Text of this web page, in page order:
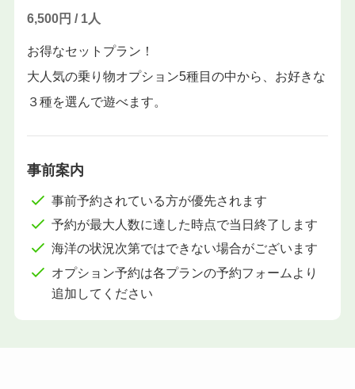
6,500円 / 1人
お得なセットプラン！
大人気の乗り物オプション5種目の中から、お好きな
３種を選んで遊べます。
事前案内
事前予約されている方が優先されます
予約が最大人数に達した時点で当日終了します
海洋の状況次第ではできない場合がございます
オプション予約は各プランの予約フォームより
追加してください